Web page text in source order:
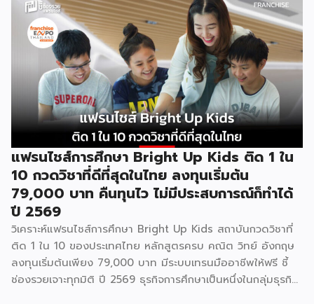
แฟรนไชส์การศึกษา Bright Up Kids ติด 1 ใน
10 กวดวิชาที่ดีที่สุดในไทย ลงทุนเริ่มต้น
79,000 บาท คืนทุนไว ไม่มีประสบการณ์ก็ทำได้
ปี 2569
วิเคราะห์แฟรนไชส์การศึกษา Bright Up Kids สถาบันกวดวิชาที่
ติด 1 ใน 10 ของประเทศไทย หลักสูตรครบ คณิต วิทย์ อังกฤษ
ลงทุนเริ่มต้นเพียง 79,000 บาท มีระบบเทรนมืออาชีพให้ฟรี ชี้
ช่องรวยเจาะทุกมิติ ปี 2569 ธุรกิจการศึกษาเป็นหนึ่งในกลุ่มธุรกิจ